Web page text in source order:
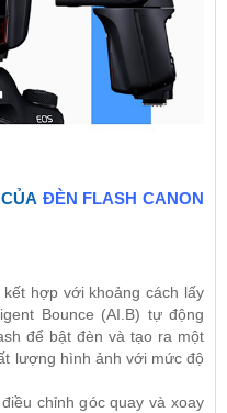
ĐÈN FLASH CANON
hợp với khoảng cách lấy
Bounce (AI.B) tự động
để bật đèn và tạo ra một
lượng hình ảnh với mức độ
chỉnh góc quay và xoay